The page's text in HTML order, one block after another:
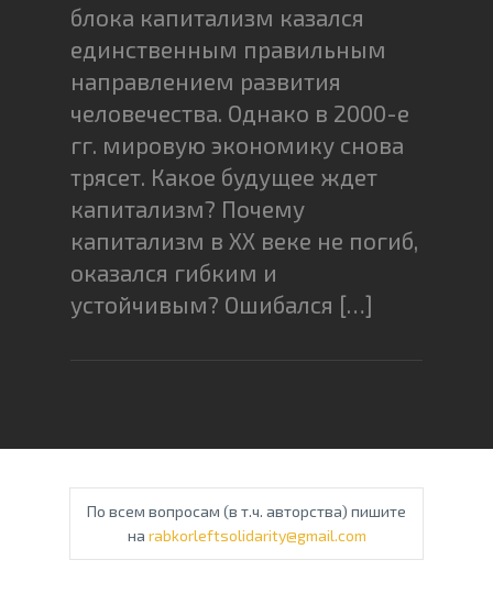
блока капитализм казался
единственным правильным
направлением развития
человечества. Однако в 2000-е
гг. мировую экономику снова
трясет. Какое будущее ждет
капитализм? Почему
капитализм в XX веке не погиб,
оказался гибким и
устойчивым? Ошибался […]
По всем вопросам (в т.ч. авторства) пишите
на rabkorleftsolidarity@gmail.com